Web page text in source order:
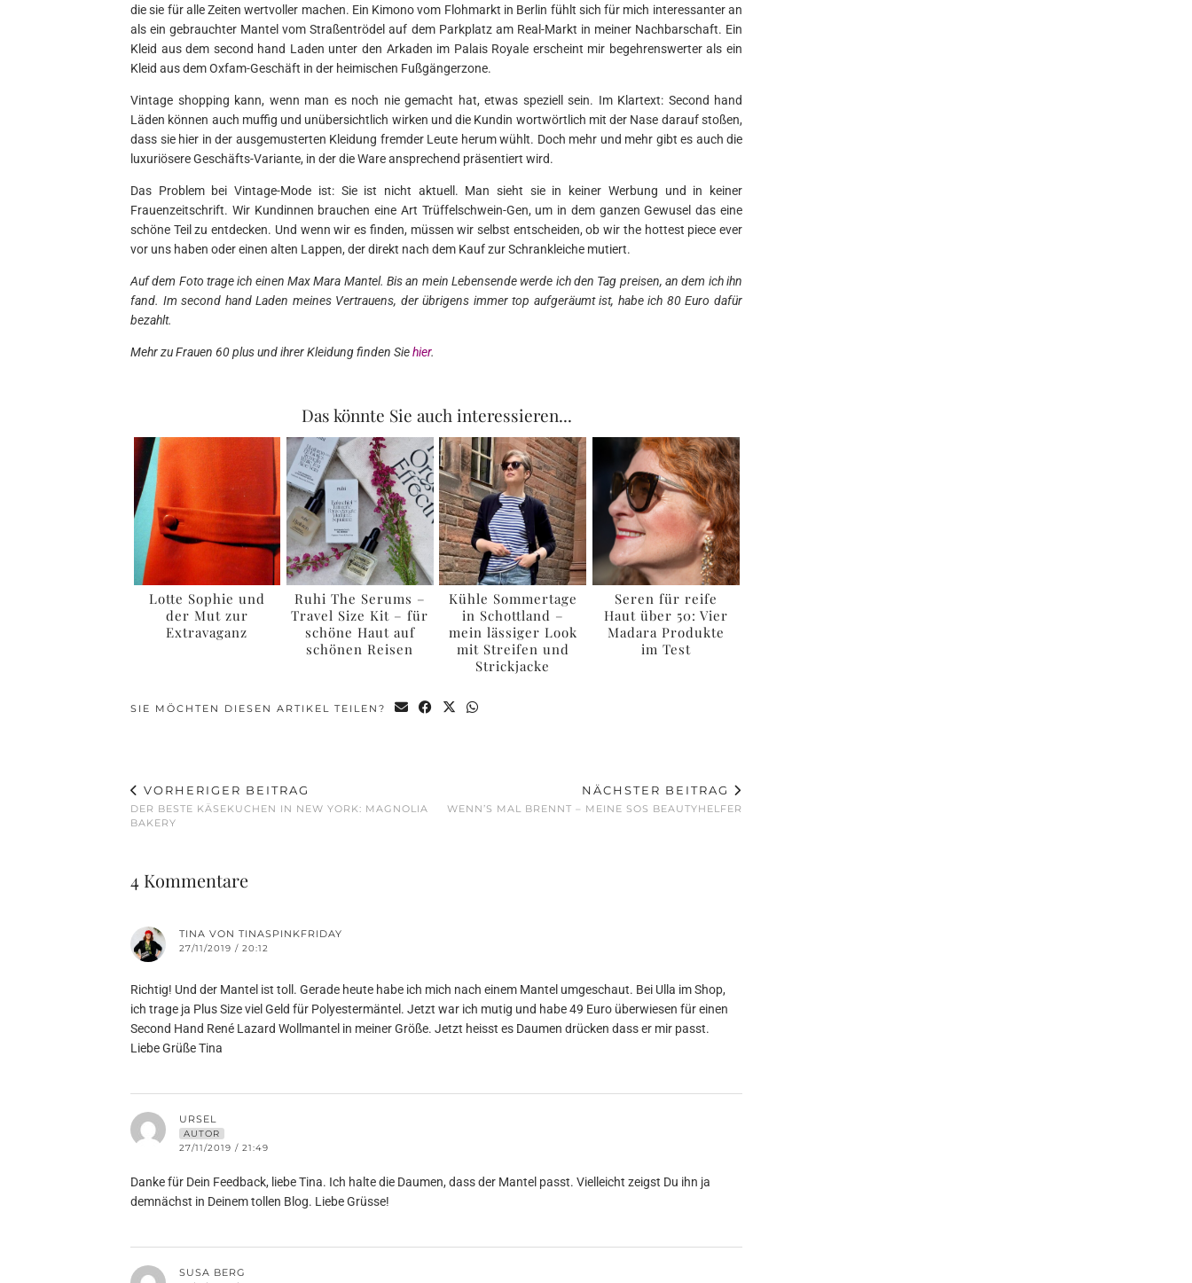
die sie für alle Zeiten wertvoller machen. Ein Kimono vom Flohmarkt in Berlin fühlt sich für mich interessanter an
als ein gebrauchter Mantel vom Straßentrödel auf dem Parkplatz am Real-Markt in meiner Nachbarschaft. Ein
Kleid aus dem second hand Laden unter den Arkaden im Palais Royale erscheint mir begehrenswerter als ein
Kleid aus dem Oxfam-Geschäft in der heimischen Fußgängerzone.
Vintage shopping kann, wenn man es noch nie gemacht hat, etwas speziell sein. Im Klartext: Second hand
Läden können auch muffig und unübersichtlich wirken und die Kundin wortwörtlich mit der Nase darauf stoßen,
dass sie hier in der ausgemusterten Kleidung fremder Leute herum wühlt. Doch mehr und mehr gibt es auch die
luxuriösere Geschäfts-Variante, in der die Ware ansprechend präsentiert wird.
Das Problem bei Vintage-Mode ist: Sie ist nicht aktuell. Man sieht sie in keiner Werbung und in keiner
Frauenzeitschrift. Wir Kundinnen brauchen eine Art Trüffelschwein-Gen, um in dem ganzen Gewusel das eine
schöne Teil zu entdecken. Und wenn wir es finden, müssen wir selbst entscheiden, ob wir the hottest piece ever
vor uns haben oder einen alten Lappen, der direkt nach dem Kauf zur Schrankleiche mutiert.
Auf dem Foto trage ich einen Max Mara Mantel. Bis an mein Lebensende werde ich den Tag preisen, an dem ich ihn
fand. Im second hand Laden meines Vertrauens, der übrigens immer top aufgeräumt ist, habe ich 80 Euro dafür
bezahlt.
Mehr zu Frauen 60 plus und ihrer Kleidung finden Siehier.
Das könnte Sie auch interessieren...
Lotte Sophie und
der Mut zur
Extravaganz
Ruhi The Serums –
Travel Size Kit – für
schöne Haut auf
schönen Reisen
Kühle Sommertage
in Schottland –
mein lässiger Look
mit Streifen und
Strickjacke
Seren für reife
Haut über 50: Vier
Madara Produkte
im Test
SIE MÖCHTEN DIESEN ARTIKEL TEILEN?
VORHERIGER BEITRAG
DER BESTE KÄSEKUCHEN IN NEW YORK: MAGNOLIA
BAKERY
NÄCHSTER BEITRAG
WENN’S MAL BRENNT – MEINE SOS BEAUTYHELFER
4 Kommentare
TINA VON TINASPINKFRIDAY
27/11/2019 / 20:12
Richtig! Und der Mantel ist toll. Gerade heute habe ich mich nach einem Mantel umgeschaut. Bei Ulla im Shop,
ich trage ja Plus Size viel Geld für Polyestermäntel. Jetzt war ich mutig und habe 49 Euro überwiesen für einen
Second Hand René Lazard Wollmantel in meiner Größe. Jetzt heisst es Daumen drücken dass er mir passt.
Liebe Grüße Tina
URSEL
AUTOR
27/11/2019 / 21:49
Danke für Dein Feedback, liebe Tina. Ich halte die Daumen, dass der Mantel passt. Vielleicht zeigst Du ihn ja
demnächst in Deinem tollen Blog. Liebe Grüsse!
SUSA BERG